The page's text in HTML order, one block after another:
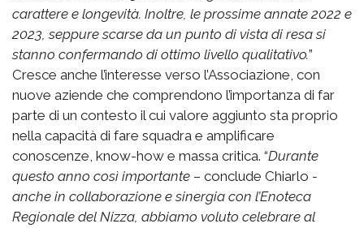
carattere e longevità. Inoltre, le prossime annate 2022 e
2023, seppure scarse da un punto di vista di resa si
stanno confermando di ottimo livello qualitativo.”
Cresce anche l’interesse verso l’Associazione, con
nuove aziende che comprendono l’importanza di far
parte di un contesto il cui valore aggiunto sta proprio
nella capacità di fare squadra e amplificare
conoscenze, know-how e massa critica. “Durante
questo anno così importante – conclude Chiarlo -
anche in collaborazione e sinergia con l’Enoteca
Regionale del Nizza, abbiamo voluto celebrare al